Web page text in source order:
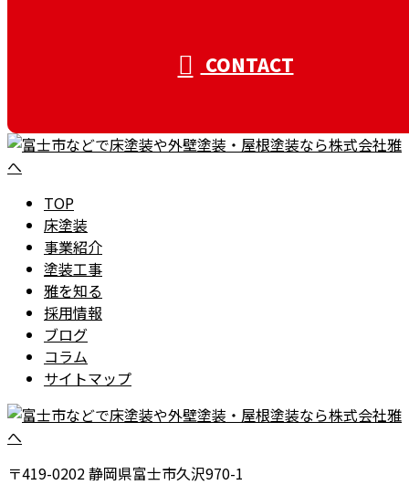
CONTACT
TOP
床塗装
事業紹介
塗装工事
雅を知る
採用情報
ブログ
コラム
サイトマップ
〒419-0202 静岡県富士市久沢970-1